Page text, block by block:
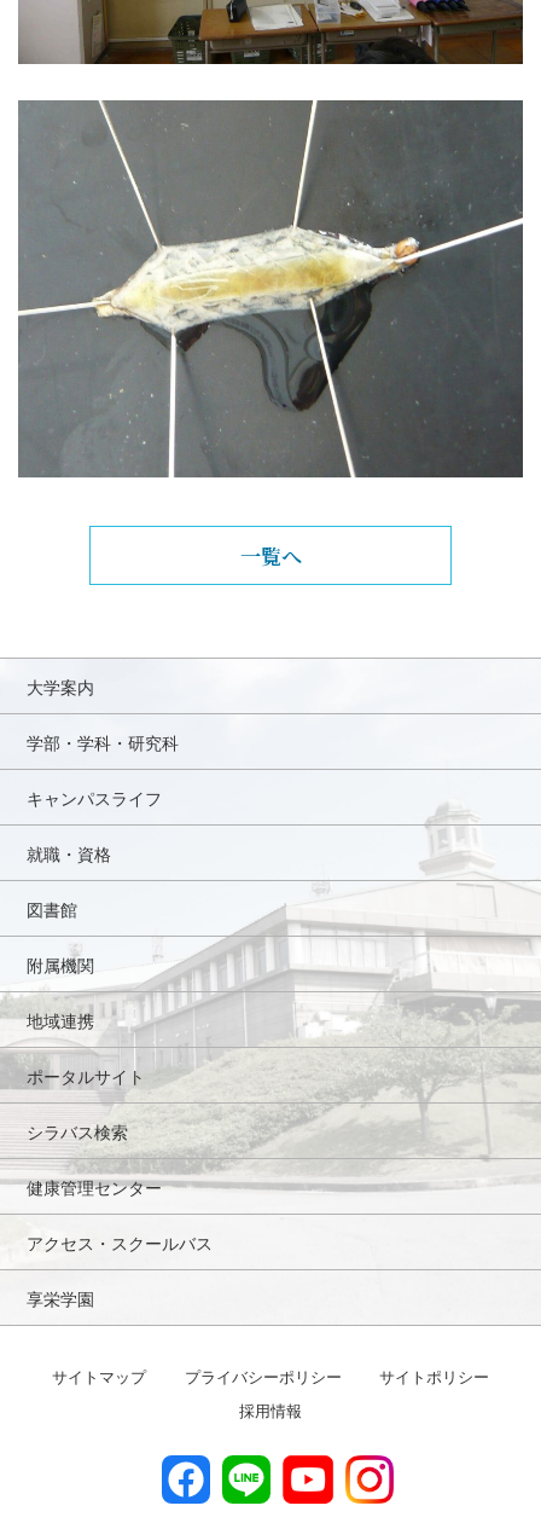
一覧へ
大学案内
学部・学科・研究科
キャンパスライフ
就職・資格
図書館
附属機関
地域連携
ポータルサイト
シラバス検索
健康管理センター
アクセス・スクールバス
享栄学園
サイトマップ プライバシーポリシー
サイトポリシー
採用情報